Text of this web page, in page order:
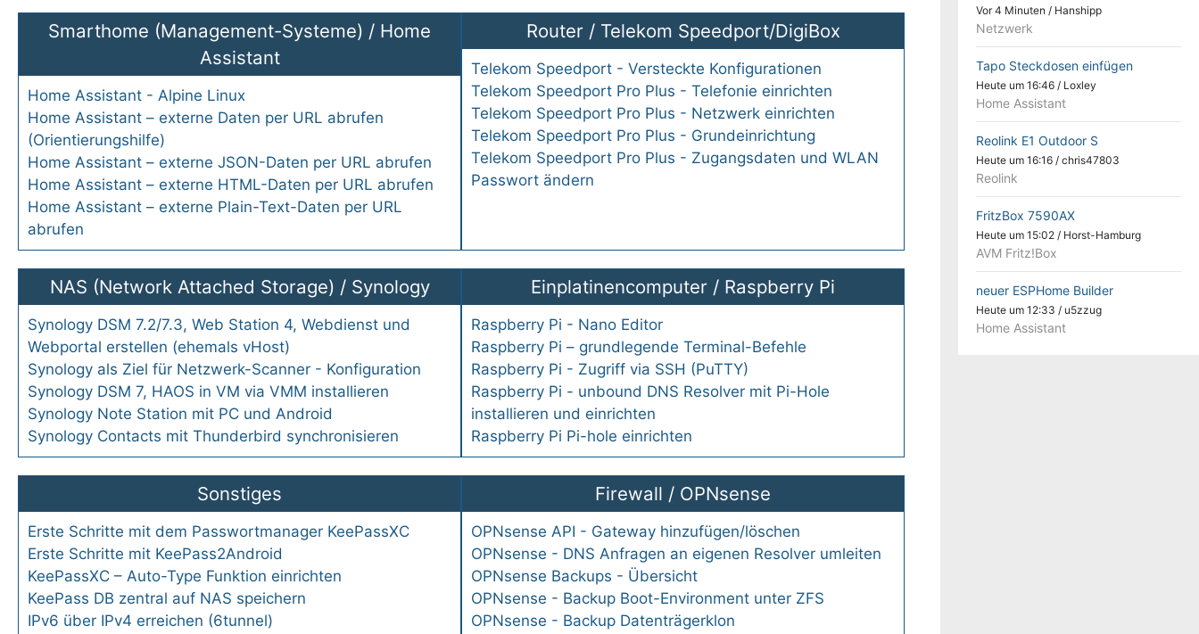
Smarthome (Management-Systeme) / Home
Assistant
Home Assistant - Alpine Linux
Home Assistant – externe Daten per URL abrufen
(Orientierungshilfe)
Home Assistant – externe JSON-Daten per URL abrufen
Home Assistant – externe HTML-Daten per URL abrufen
Home Assistant – externe Plain-Text-Daten per URL
abrufen
Router/ Telekom Speedport/DigiBox
Telekom Speedport - Versteckte Konfigurationen
Telekom Speedport Pro Plus - Telefonie einrichten
Telekom Speedport Pro Plus - Netzwerk einrichten
Telekom Speedport Pro Plus - Grundeinrichtung
Telekom Speedport Pro Plus - Zugangsdaten und WLAN
Passwort ändern
NAS (Network Attached Storage) / Synology
Synology DSM 7.2/7.3, Web Station 4, Webdienst und
Webportal erstellen (ehemals vHost)
Synology als Ziel für Netzwerk-Scanner - Konfiguration
Synology DSM 7, HAOS in VM via VMM installieren
Synology Note Station mit PC und Android
Synology Contacts mit Thunderbird synchronisieren
Einplatinencomputer / Raspberry Pi
Raspberry Pi - Nano Editor
Raspberry Pi – grundlegende Terminal-Befehle
Raspberry Pi - Zugriff via SSH (PuTTY)
Raspberry Pi - unbound DNS Resolver mit Pi-Hole
installieren und einrichten
Raspberry Pi Pi-hole einrichten
Sonstiges
Erste Schritte mit dem Passwortmanager KeePassXC
Erste Schritte mit KeePass2Android
KeePassXC – Auto-Type Funktion einrichten
KeePass DB zentral auf NAS speichern
IPv6 über IPv4 erreichen (6tunnel)
Firewall / OPNsense
OPNsense API - Gateway hinzufügen/löschen
OPNsense - DNS Anfragen an eigenen Resolver umleiten
OPNsense Backups - Übersicht
OPNsense - Backup Boot-Environment unter ZFS
OPNsense - Backup Datenträgerklon
Vor 4 Minuten / Hanshipp
Netzwerk
Tapo Steckdosen einfügen
Heute um 16:46 / Loxley
Home Assistant
Reolink E1 Outdoor S
Heute um 16:16 / chris47803
Reolink
FritzBox 7590AX
Heute um 15:02 / Horst-Hamburg
AVM Fritz!Box
neuer ESPHome Builder
Heute um 12:33 / u5zzug
Home Assistant